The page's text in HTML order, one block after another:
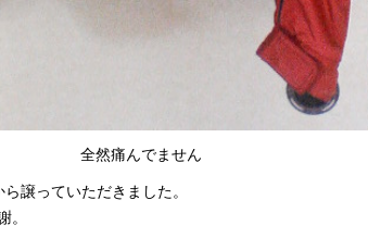
全然痛んでません
譲っていただきました。
。